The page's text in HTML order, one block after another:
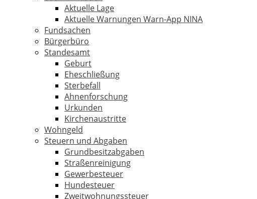
Aktuelle Lage
Aktuelle Warnungen Warn-App NINA
Fundsachen
Bürgerbüro
Standesamt
Geburt
Eheschließung
Sterbefall
Ahnenforschung
Urkunden
Kirchenaustritte
Wohngeld
Steuern und Abgaben
Grundbesitzabgaben
Straßenreinigung
Gewerbesteuer
Hundesteuer
Zweitwohnungssteuer